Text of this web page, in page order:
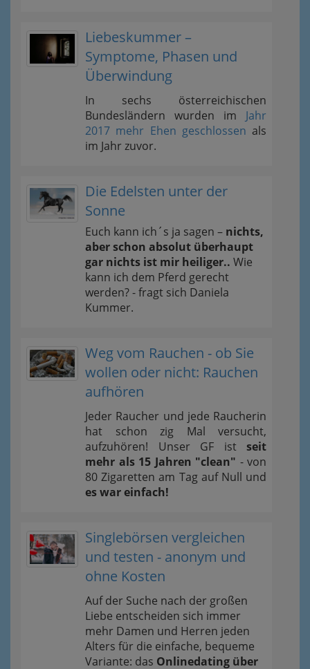
Liebeskummer –
Symptome, Phasen und
Überwindung
In sechs österreichischen
Bundesländern wurden im Jahr
2017 mehr Ehen geschlossen als
im Jahr zuvor.
Die Edelsten unter der
Sonne
Euch kann ich´s ja sagen – nichts,
aber schon absolut überhaupt
gar nichts ist mir heiliger.. Wie
kann ich dem Pferd gerecht
werden? - fragt sich Daniela
Kummer.
Weg vom Rauchen - ob Sie
wollen oder nicht: Rauchen
aufhören
Jeder Raucher und jede Raucherin
hat schon zig Mal versucht,
aufzuhören! Unser GF ist seit
mehr als 15 Jahren "clean" - von
80 Zigaretten am Tag auf Null und
es war einfach!
Singlebörsen vergleichen
und testen - anonym und
ohne Kosten
Auf der Suche nach der großen
Liebe entscheiden sich immer
mehr Damen und Herren jeden
Alters für die einfache, bequeme
Variante: das Onlinedating über